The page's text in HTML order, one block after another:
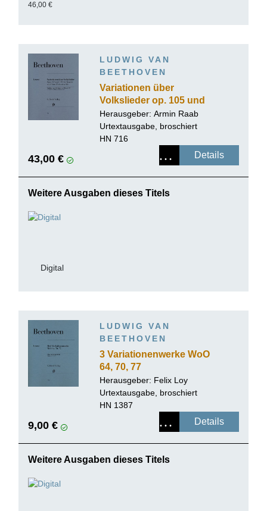
46,00 €
LUDWIG VAN
BEETHOVEN
Variationen über
Volkslieder op. 105 und
107 für Klavier und Flöte
(Violine) ad lib.
Herausgeber: Armin Raab
Urtextausgabe, broschiert
HN 716
43,00 € Details
Weitere Ausgaben dieses Titels
Digital
LUDWIG VAN
BEETHOVEN
3 Variationenwerke WoO
64, 70, 77
Herausgeber: Felix Loy
Urtextausgabe, broschiert
HN 1387
9,00 € Details
Weitere Ausgaben dieses Titels